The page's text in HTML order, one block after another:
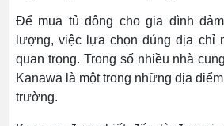
Để mua tủ đông cho gia đình
lượng, việc lựa chọn đúng địa chỉ
quan trọng. Trong số nhiều nhà
Kanawa là một trong những địa
trường.